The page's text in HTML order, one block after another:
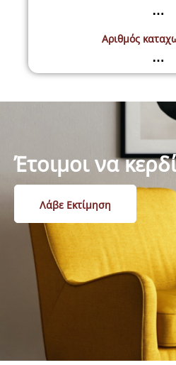
…
Αριθμός
…
Έτοιμοι να
Λάβε Εκτίμηση